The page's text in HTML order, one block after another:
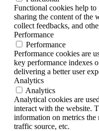
Functional cookies help
sharing the content of the
collect feedbacks, and
Performance
Performance
Performance cookies are
key performance indexes
delivering a better user
Analytics
Analytics
Analytical cookies are
interact with the website.
information on metrics the
traffic source, etc.